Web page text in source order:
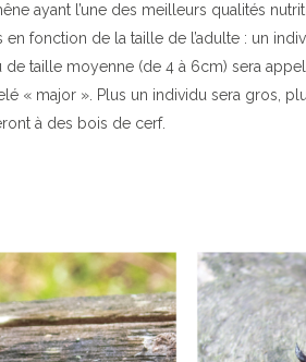
ayant l’une des meilleurs qualités
fonction de la taille de l’adulte : un
taille moyenne (de 4 à 6cm) sera
« major ». Plus un individu sera gros,
à des bois de cerf.